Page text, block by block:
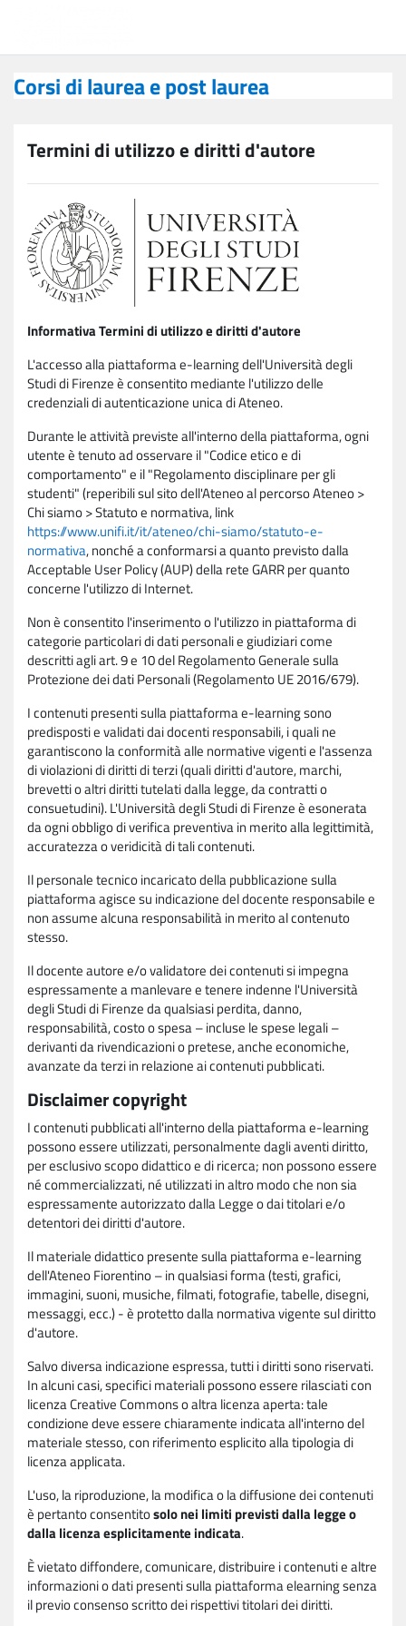
Corsi di laurea e post laurea
Termini di utilizzo e diritti d'autore
Informativa Termini di utilizzo e diritti d'autore
L'accesso alla piattaforma e-learning dell'Università degli
Studi di Firenze è consentito mediante l'utilizzo delle
credenziali di autenticazione unica di Ateneo.
Durante le attività previste all'interno della piattaforma, ogni
utente è tenuto ad osservare il "Codice etico e di
comportamento" e il "Regolamento disciplinare per gli
studenti" (reperibili sul sito dell'Ateneo al percorso Ateneo >
Chi siamo > Statuto e normativa, link
https://www.unifi.it/it/ateneo/chi-siamo/statuto-e-
normativa, nonché a conformarsi a quanto previsto dalla
Acceptable User Policy (AUP) della rete GARR per quanto
concerne l'utilizzo di Internet.
Non è consentito l'inserimento o l'utilizzo in piattaforma di
categorie particolari di dati personali e giudiziari come
descritti agli art. 9 e 10 del Regolamento Generale sulla
Protezione dei dati Personali (Regolamento UE 2016/679).
I contenuti presenti sulla piattaforma e-learning sono
predisposti e validati dai docenti responsabili, i quali ne
garantiscono la conformità alle normative vigenti e l'assenza
di violazioni di diritti di terzi (quali diritti d'autore, marchi,
brevetti o altri diritti tutelati dalla legge, da contratti o
consuetudini). L'Università degli Studi di Firenze è esonerata
da ogni obbligo di verifica preventiva in merito alla legittimità,
accuratezza o veridicità di tali contenuti.
Il personale tecnico incaricato della pubblicazione sulla
piattaforma agisce su indicazione del docente responsabile e
non assume alcuna responsabilità in merito al contenuto
stesso.
Il docente autore e/o validatore dei contenuti si impegna
espressamente a manlevare e tenere indenne l'Università
degli Studi di Firenze da qualsiasi perdita, danno,
responsabilità, costo o spesa – incluse le spese legali –
derivanti da rivendicazioni o pretese, anche economiche,
avanzate da terzi in relazione ai contenuti pubblicati.
Disclaimer copyright
I contenuti pubblicati all'interno della piattaforma e-learning
possono essere utilizzati, personalmente dagli aventi diritto,
per esclusivo scopo didattico e di ricerca; non possono essere
né commercializzati, né utilizzati in altro modo che non sia
espressamente autorizzato dalla Legge o dai titolari e/o
detentori dei diritti d'autore.
Il materiale didattico presente sulla piattaforma e-learning
dell'Ateneo Fiorentino – in qualsiasi forma (testi, grafici,
immagini, suoni, musiche, filmati, fotografie, tabelle, disegni,
messaggi, ecc.) - è protetto dalla normativa vigente sul diritto
d'autore.
Salvo diversa indicazione espressa, tutti i diritti sono riservati.
In alcuni casi, specifici materiali possono essere rilasciati con
licenza Creative Commons o altra licenza aperta: tale
condizione deve essere chiaramente indicata all'interno del
materiale stesso, con riferimento esplicito alla tipologia di
licenza applicata.
L'uso, la riproduzione, la modifica o la diffusione dei contenuti
è pertanto consentitosolo nei limiti previsti dalla legge o
dalla licenza esplicitamente indicata.
È vietato diffondere, comunicare, distribuire i contenuti e altre
informazioni o dati presenti sulla piattaforma elearning senza
il previo consenso scritto dei rispettivi titolari dei diritti.